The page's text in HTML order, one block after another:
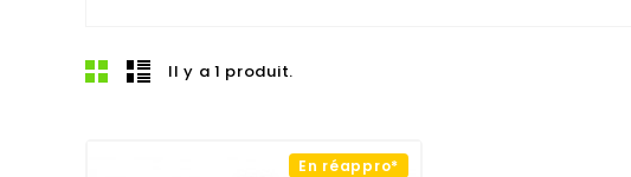
Il y a 1 produit.
En réappro*